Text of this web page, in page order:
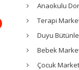
Anaokulu
Terapi
Duyu
Bebek
Çocuk